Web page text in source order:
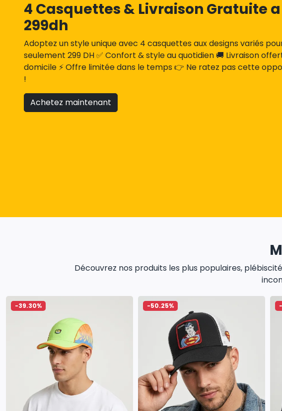
4 Casquettes & Livraison Gratuite a
299dh
Adoptez un style unique avec 4 casquettes aux designs variés
seulement 299 DH ✅ Confort & style au quotidien 🚚 Livraison
domicile ⚡ Offre limitée dans le temps 👉 Ne ratez pas cette
!
Achetez maintenant
Découvrez nos produits les plus populaires,
-39.30% -50.25%